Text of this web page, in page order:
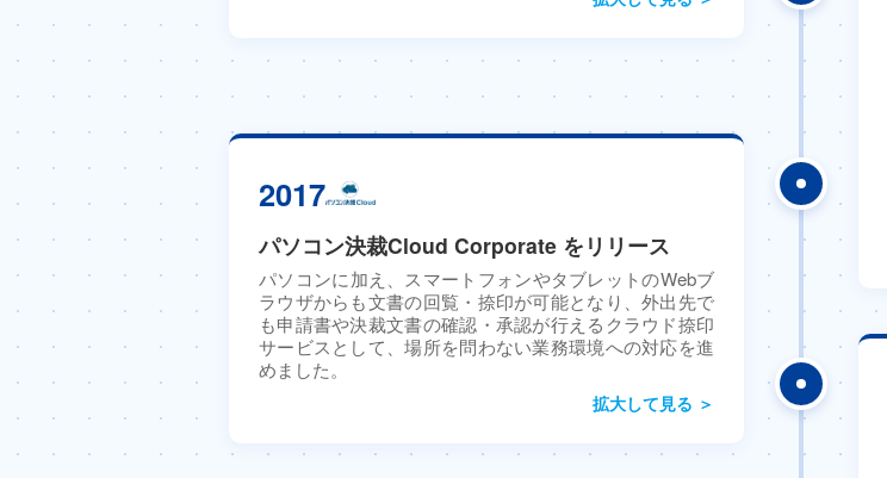
2017
パソコン決裁Cloud Corporate をリリース
パソコンに加え、スマートフォンやタブレットのWebブ
ラウザからも文書の回覧・捺印が可能となり、外出先で
も申請書や決裁文書の確認・承認が行えるクラウド捺印
サービスとして、場所を問わない業務環境への対応を進
めました。
拡大して見る ＞